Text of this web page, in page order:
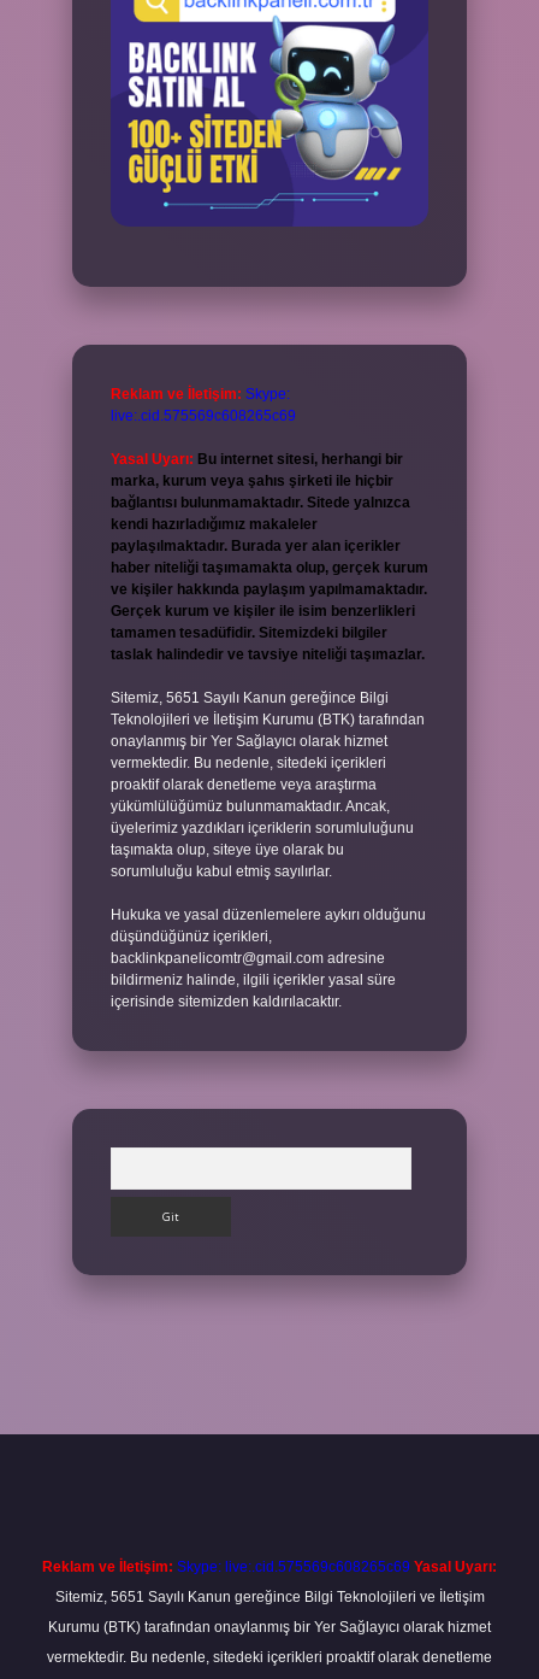
Reklam ve İletişim: Skype:
live:.cid.575569c608265c69
Yasal Uyarı: Bu internet sitesi, herhangi bir
marka, kurum veya şahıs şirketi ile hiçbir
bağlantısı bulunmamaktadır. Sitede yalnızca
kendi hazırladığımız makaleler
paylaşılmaktadır. Burada yer alan içerikler
haber niteliği taşımamakta olup, gerçek kurum
ve kişiler hakkında paylaşım yapılmamaktadır.
Gerçek kurum ve kişiler ile isim benzerlikleri
tamamen tesadüfidir. Sitemizdeki bilgiler
taslak halindedir ve tavsiye niteliği taşımazlar.
Sitemiz, 5651 Sayılı Kanun gereğince Bilgi
Teknolojileri ve İletişim Kurumu (BTK) tarafından
onaylanmış bir Yer Sağlayıcı olarak hizmet
vermektedir. Bu nedenle, sitedeki içerikleri
proaktif olarak denetleme veya araştırma
yükümlülüğümüz bulunmamaktadır. Ancak,
üyelerimiz yazdıkları içeriklerin sorumluluğunu
taşımakta olup, siteye üye olarak bu
sorumluluğu kabul etmiş sayılırlar.
Hukuka ve yasal düzenlemelere aykırı olduğunu
düşündüğünüz içerikleri,
backlinkpanelicomtr@gmail.com adresine
bildirmeniz halinde, ilgili içerikler yasal süre
içerisinde sitemizden kaldırılacaktır.
Reklam ve İletişim: Skype: live:.cid.575569c608265c69 Yasal Uyarı:
Sitemiz, 5651 Sayılı Kanun gereğince Bilgi Teknolojileri ve İletişim
Kurumu (BTK) tarafından onaylanmış bir Yer Sağlayıcı olarak hizmet
vermektedir. Bu nedenle, sitedeki içerikleri proaktif olarak denetleme